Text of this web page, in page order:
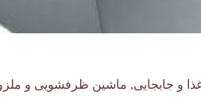
و جابجایی, ماشین ظرفشویی و